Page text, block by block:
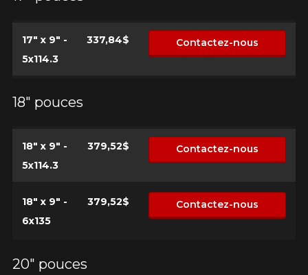
17" x 9" -
5x114.3
337,84$ Contactez-nous
18" pouces
18" x 9" -
5x114.3
379,52$ Contactez-nous
18" x 9" -
6x135
379,52$ Contactez-nous
20" pouces